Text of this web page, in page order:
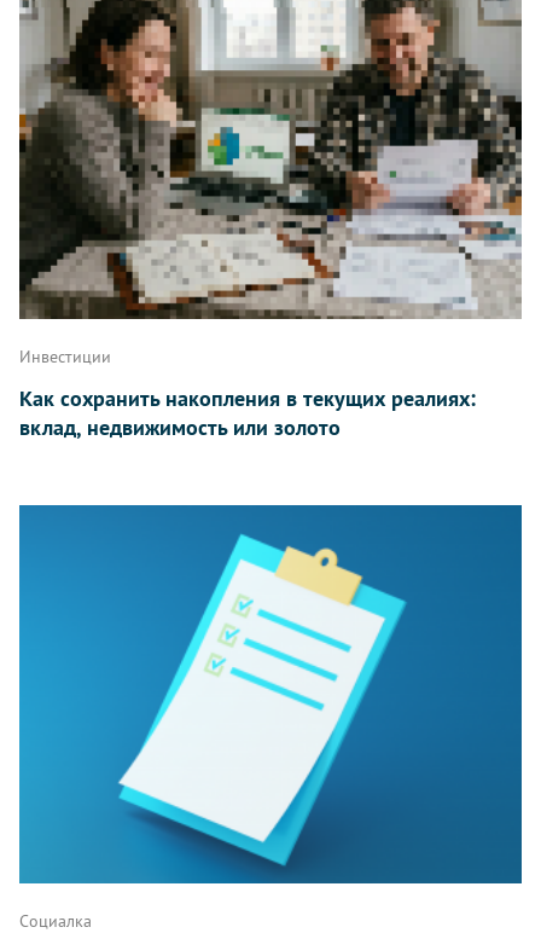
Инвестиции
Как сохранить накопления в текущих реалиях:
вклад, недвижимость или золото
Социалка